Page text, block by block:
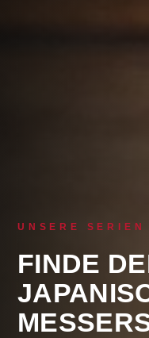
UNSERE
FINDE